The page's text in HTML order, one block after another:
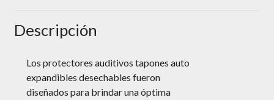
Descripción
Los protectores auditivos tapones auto
expandibles desechables fueron
diseñados para brindar una óptima